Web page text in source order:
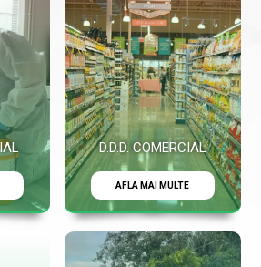
AFLA MAI MULTE
D.D.D. COMERCIAL